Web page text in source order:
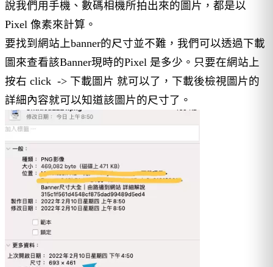
說我們用手機、數碼相機所拍出來的圖片，都是以
Pixel 像素來計算。
要找到網站上banner的尺寸並不難，我們可以透過下載
圖來查看該Banner現時的Pixel 是多少。只要在網站上
按右 click -> 下載圖片 就可以了，下載後檢視圖片的
詳細內容就可以知道該圖片的尺寸了。